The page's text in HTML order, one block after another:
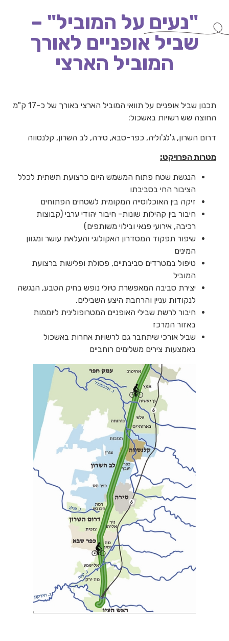
"נעים על המוביל" –
שביל אופניים לאורך
המוביל הארצי
תכנון שביל אופניים על תוואי המוביל הארצי באורך של כ-17 ק"מ
החוצה שש רשויות באשכול:
דרום השרון, ג'לג'וליה, כפר-סבא, טירה, לב השרון, קלנסווה
מטרות הפרויקט:
הנגשת שטח פתוח המשמש היום כרצועת תשתית לכלל
הציבור החי בסביבתו
זיקה בין האוכלוסייה המקומית לשטחים הפתוחים
חיבור בין קהילות שונות- חיבור יהודי ערבי (קבוצות
רכיבה, אירועי פנאי ובילוי משותפים)
שיפור תפקוד המסדרון האקולוגי והעלאת עושר ומגוון
המינים
טיפול במטרדים סביבתיים, פסולת ופלישות ברצועת
המוביל
יצירת סביבה המאפשרת טיולי נופש בחיק הטבע, הנגשה
לנקודות עניין והרחבת היצע השבילים.
חיבור לרשת שבילי האופניים המטרופולינית ליוממות
באזור המרכז
שביל אורכי שיתחבר גם לרשויות אחרות באשכול
באמצעות צירים משלימים רוחביים